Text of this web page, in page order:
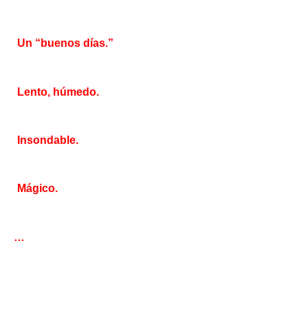
Un “buenos días.”
Lento, húmedo.
Insondable.
Mágico.
…